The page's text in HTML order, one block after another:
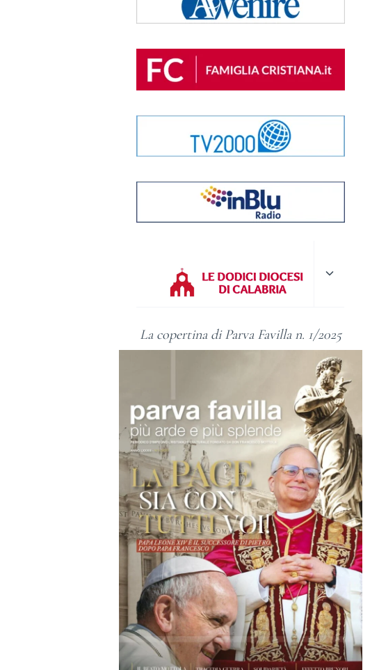
menu
La copertina di Parva Favilla n. 1/2025